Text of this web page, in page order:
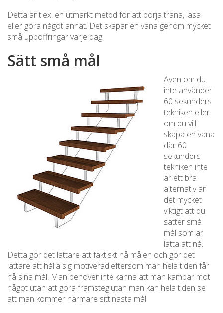
Detta är t.ex. en utmärkt metod för att börja träna, läsa
eller göra något annat. Det skapar en vana genom mycket
små uppoffringar varje dag.
Sätt små mål
Även om du
inte använder
60 sekunders
tekniken eller
om du vill
skapa en vana
där 60
sekunders
tekniken inte
är ett bra
alternativ är
det mycket
viktigt att du
sätter små
mål som är
lätta att nå.
Detta gör det lättare att faktiskt nå målen och gör det
lättare att hålla sig motiverad eftersom man hela tiden får
nå sina mål. Man behöver inte känna att man kämpar mot
något utan att göra framsteg utan man kan hela tiden se
att man kommer närmare sitt nästa mål.